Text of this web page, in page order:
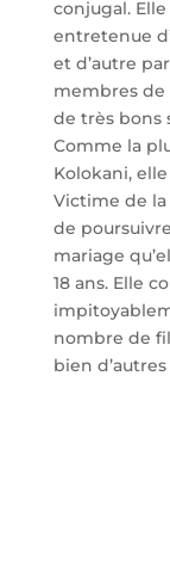
conjugal.
entretenue
et d’autre
membres de
de très bons
Comme la
Kolokani,
Victime de
de
mariage
18 ans. Elle
nombre de
bien